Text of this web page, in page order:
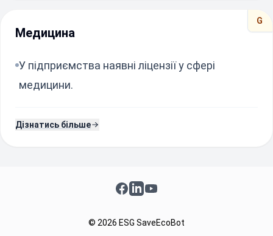
G
Медицина
У підприємства наявні ліцензії у сфері
медицини.
Дізнатись більше
Facebook
LinkedInYouTube
© 2026 ESG SaveEcoBot